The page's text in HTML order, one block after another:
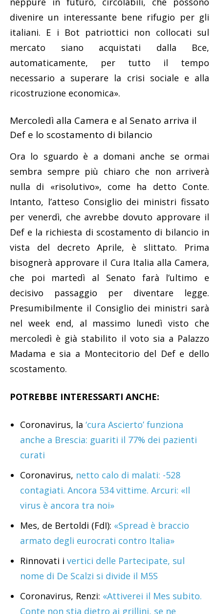
divenire un interessante bene rifugio per gli
italiani. E i Bot patriottici non collocati sul
mercato siano acquistati dalla Bce,
automaticamente, per tutto il tempo
necessario a superare la crisi sociale e alla
ricostruzione economica».
Mercoledì alla Camera e al Senato arriva il
Def e lo scostamento di bilancio
Ora lo sguardo è a domani anche se ormai
sembra sempre più chiaro che non arriverà
nulla di «risolutivo», come ha detto Conte.
Intanto, l’atteso Consiglio dei ministri fissato
per venerdì, che avrebbe dovuto approvare il
Def e la richiesta di scostamento di bilancio in
vista del decreto Aprile, è slittato. Prima
bisognerà approvare il Cura Italia alla Camera,
che poi martedì al Senato farà l’ultimo e
decisivo passaggio per diventare legge.
Presumibilmente il Consiglio dei ministri sarà
nel week end, al massimo lunedì visto che
mercoledì è già stabilito il voto sia a Palazzo
Madama e sia a Montecitorio del Def e dello
scostamento.
POTREBBE INTERESSARTI ANCHE:
Coronavirus, la ‘cura Ascierto’ funziona
anche a Brescia: guariti il 77% dei pazienti
curati
Coronavirus, netto calo di malati: -528
contagiati. Ancora 534 vittime. Arcuri: «Il
virus è ancora tra noi»
Mes, de Bertoldi (FdI): «Spread è braccio
armato degli eurocrati contro Italia»
Rinnovati i vertici delle Partecipate, sul
nome di De Scalzi si divide il M5S
Coronavirus, Renzi: «Attiverei il Mes subito.
Conte non stia dietro ai grillini, se ne